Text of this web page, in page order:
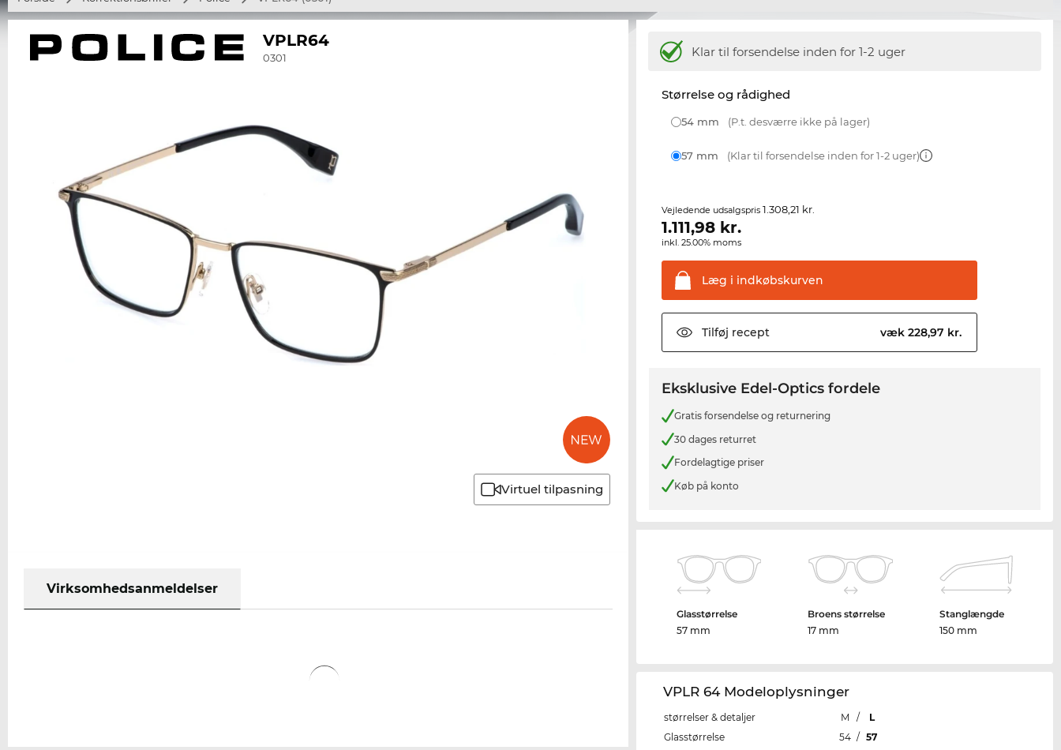
VPLR64
0301
Virtuel tilpasning
Virksomhedsanmeldelser
Klar til forsendelse inden for 1-2 uger
Størrelse og rådighed
54 mm (P.t. desværre ikke på lager)
57 mm (Klar til forsendelse inden for 1-2 uger)
Vejledende udsalgspris1.308,21 kr.
1.111,98 kr.
inkl. 25.00% moms
Læg i indkøbskurven
Tilføj recept væk 228,97 kr.
Eksklusive Edel-Optics fordele
Gratis forsendelse og returnering
30 dages returret
Fordelagtige priser
Køb på konto
Glasstørrelse
57 mm
Broens størrelse
17 mm
Stanglængde
150 mm
VPLR 64 Modeloplysninger
størrelser & detaljer M /
L
Glasstørrelse
54 / 57